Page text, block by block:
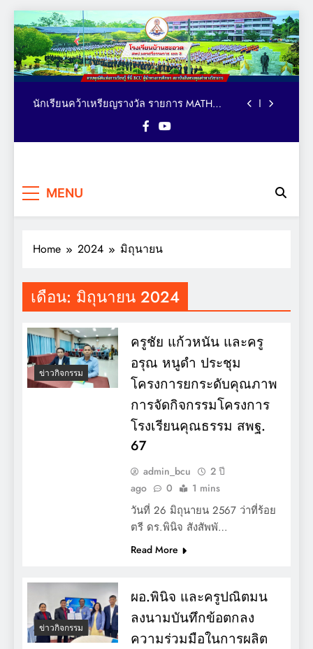
Skip
to
content
ตารางอาหารกลางวัน โรงเรียนบ้านชะอวด วัน
ที่ 3-7 สิงหาคม 2569
คณะผู้บริหาร เยี่ยม ติดตาม ให้กำลังใจ การจัด
กิจกรรมเทควันโด ของนักเรียนหลักสูตรภาษา
อังกฤษ MEP : Bancha-uat School
นักเรียนคว้าเหรียญรางวัล รายการ MATH
QUICK THAILAND CHAMPIONSHIP 2026
ระดับประเทศ
มอบถ้วยรางวัล เหรียญรางวัล และเกียรติบัตร
การศึกษาระดับประเทศ VTEA V-UP+ SUPREME
ตารางอาหารกลางวัน โรงเรียนบ้านชะอวด วัน
ที่ 3-7 สิงหาคม 2569
อังกฤษ MEP : Bancha-uat School
นักเรียนคว้าเหรียญรางวัล รายการ MATH
QUICK THAILAND CHAMPIONSHIP 2026
ระดับประเทศ
มอบถ้วยรางวัล เหรียญรางวัล และเกียรติบัตร
การศึกษาระดับประเทศ VTEA V-UP+ SUPREME
KST LOGIC GAMES 2026
ตารางอาหารกลางวัน โรงเรียนบ้านชะอวด วัน
บ้านชะอวด
MENU
Home 2024 มิถุนายน
เดือน: มิถุนายน 2024
ข่าวกิจกรรม
ครูชัย แก้วหนัน และครู
อรุณ หนูดำ ประชุม
โครงการยกระดับคุณภาพ
การจัดกิจกรรมโครงการ
โรงเรียนคุณธรรม สพฐ.
67
admin_bcu
2 ปี
ago
0 1 mins
วันที่ 26 มิถุนายน 2567 ว่าที่ร้อย
ตรี ดร.พินิจ สังสัพพั…
Read More
ข่าวกิจกรรม
ผอ.พินิจ และครูปณิตมน
ลงนามบันทึกข้อตกลง
ความร่วมมือในการผลิต